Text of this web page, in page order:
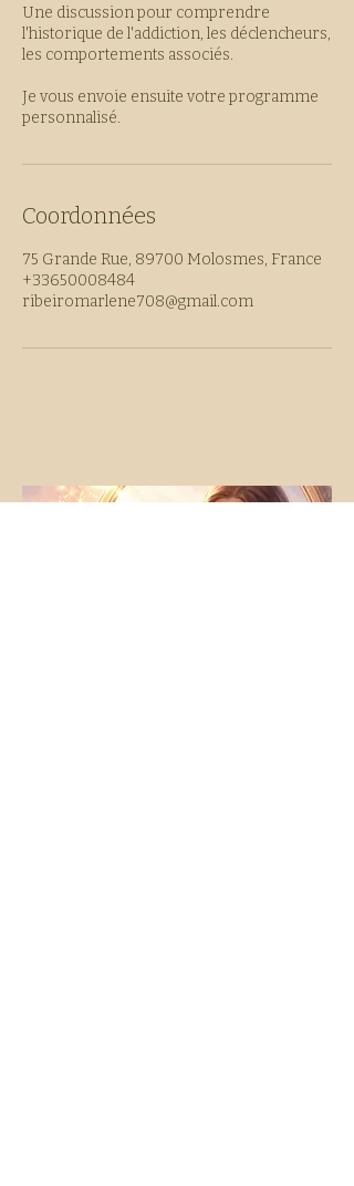
Une discussion pour comprendre
l'historique de l'addiction, les déclencheurs,
les comportements associés.
Je vous envoie ensuite votre programme
personnalisé.
Coordonnées
75 Grande Rue, 89700 Molosmes, France
+33650008484
ribeiromarlene708@gmail.com